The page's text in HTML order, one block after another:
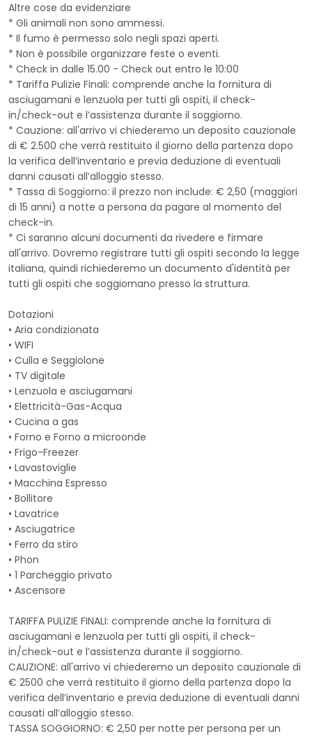
Altre cose da evidenziare
* Gli animali non sono ammessi.
* Il fumo è permesso solo negli spazi aperti.
* Non è possibile organizzare feste o eventi.
* Check in dalle 15.00 - Check out entro le 10:00
* Tariffa Pulizie Finali: comprende anche la fornitura di
asciugamani e lenzuola per tutti gli ospiti, il check-
in/check-out e l’assistenza durante il soggiorno.
* Cauzione: all'arrivo vi chiederemo un deposito cauzionale
di € 2.500 che verrà restituito il giorno della partenza dopo
la verifica dell’inventario e previa deduzione di eventuali
danni causati all’alloggio stesso.
* Tassa di Soggiorno: il prezzo non include: € 2,50 (maggiori
di 15 anni) a notte a persona da pagare al momento del
check-in.
* Ci saranno alcuni documenti da rivedere e firmare
all'arrivo. Dovremo registrare tutti gli ospiti secondo la legge
italiana, quindi richiederemo un documento d'identità per
tutti gli ospiti che soggiornano presso la struttura.
Dotazioni
• Aria condizionata
• WIFI
• Culla e Seggiolone
• TV digitale
• Lenzuola e asciugamani
• Elettricità-Gas-Acqua
• Cucina a gas
• Forno e Forno a microonde
• Frigo-Freezer
• Lavastoviglie
• Macchina Espresso
• Bollitore
• Lavatrice
• Asciugatrice
• Ferro da stiro
• Phon
• 1 Parcheggio privato
• Ascensore
TARIFFA PULIZIE FINALI: comprende anche la fornitura di
asciugamani e lenzuola per tutti gli ospiti, il check-
in/check-out e l’assistenza durante il soggiorno.
CAUZIONE: all'arrivo vi chiederemo un deposito cauzionale di
€ 2500 che verrà restituito il giorno della partenza dopo la
verifica dell’inventario e previa deduzione di eventuali danni
causati all’alloggio stesso.
TASSA SOGGIORNO: € 2,50 per notte per persona per un